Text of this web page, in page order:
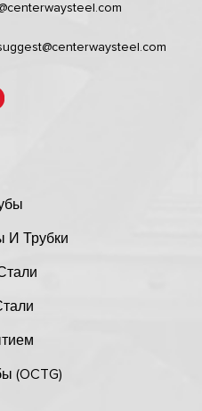
И Трубки
(OCTG)